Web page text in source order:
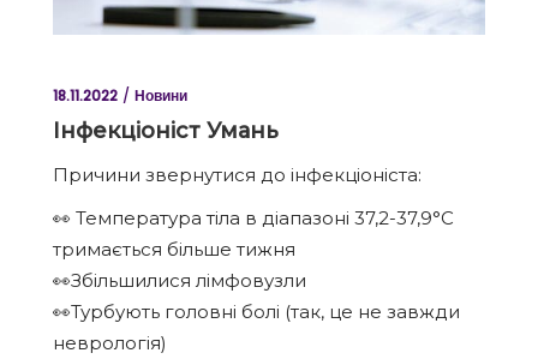
18.11.2022 Новини
Інфекціоніст Умань
Причини звернутися до інфекціоніста:
👀 Температура тіла в діапазоні 37,2-37,9°C
тримається більше тижня
👀Збільшилися лімфовузли
👀Турбують головні болі (так, це не завжди
неврологія)